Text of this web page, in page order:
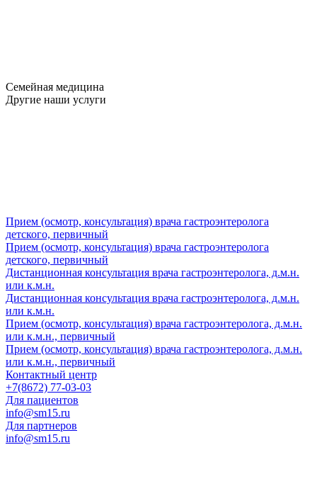
Семейная медицина
Другие наши услуги
Прием (осмотр, консультация) врача гастроэнтеролога
детского, первичный
Прием (осмотр, консультация) врача гастроэнтеролога
детского, первичный
Дистанционная консультация врача гастроэнтеролога, д.м.н.
или к.м.н.
Дистанционная консультация врача гастроэнтеролога, д.м.н.
или к.м.н.
Прием (осмотр, консультация) врача гастроэнтеролога, д.м.н.
или к.м.н., первичный
Прием (осмотр, консультация) врача гастроэнтеролога, д.м.н.
или к.м.н., первичный
Контактный центр
+7(8672) 77-03-03
Для пациентов
info@sm15.ru
Для партнеров
info@sm15.ru